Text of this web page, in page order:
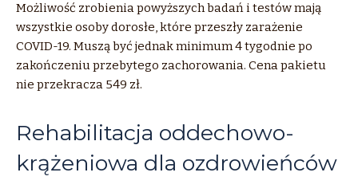
Możliwość zrobienia powyższych badań i testów mają
wszystkie osoby dorosłe, które przeszły zarażenie
COVID-19. Muszą być jednak minimum 4 tygodnie po
zakończeniu przebytego zachorowania. Cena pakietu
nie przekracza 549 zł.
Rehabilitacja oddechowo-
krążeniowa dla ozdrowieńców